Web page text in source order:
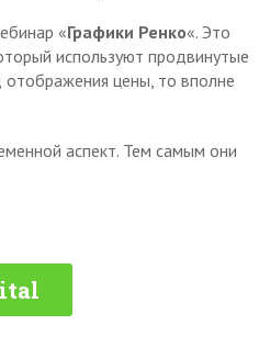
«Графики Ренко«. Это
используют продвинутые
цены, то вполне
аспект. Тем самым они